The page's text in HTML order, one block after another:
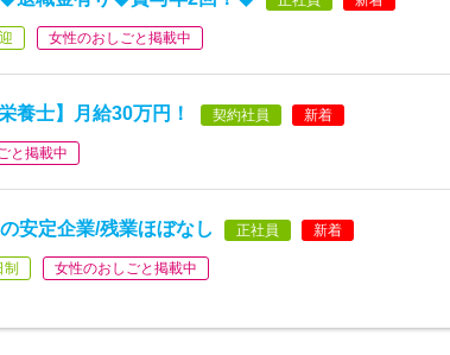
女性のおしごと掲載中
養士】月給30万円！ 契約社員 新着
と掲載中
安定企業/残業ほぼなし 正社員 新着
女性のおしごと掲載中